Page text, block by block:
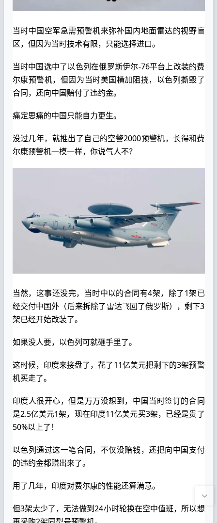
当时中国空军急需预警机来弥补国内地面雷达的视野盲
区，但因为当时技术有限，只能选择进口。
当时中国选中了以色列在俄罗斯伊尔-76平台上改装的费
尔康预警机，但因为当时美国横加阻挠，以色列撕毁了
合同，还向中国赔付了违约金。
痛定思痛的中国只能自力更生。
没过几年，就推出了自己的空警2000预警机，长得和费
尔康预警机一模一样，你说气人不？
当然，这事还没完，当时中以的合同有4架，除了1架已
经交付中国外（后来拆除了雷达飞回了俄罗斯），剩下3
架已经开始改装了。
如果没人要，以色列可就砸手里了。
这时候，印度来接盘了，花了11亿美元把剩下的3架预警
机买走了。
印度人很开心，但是万万没想到，中国当时签订的合同
是2.5亿美元1架，现在印度11亿美元买3架，已经是贵了
50%以上了！
以色列通过这一笔合同，不仅没赔钱，还把向中国支付
的违约金都赚出来了。
用了几年，印度对费尔康的性能还算满意。
但3架太少了，无法做到24小时轮换在空中值班，所以想